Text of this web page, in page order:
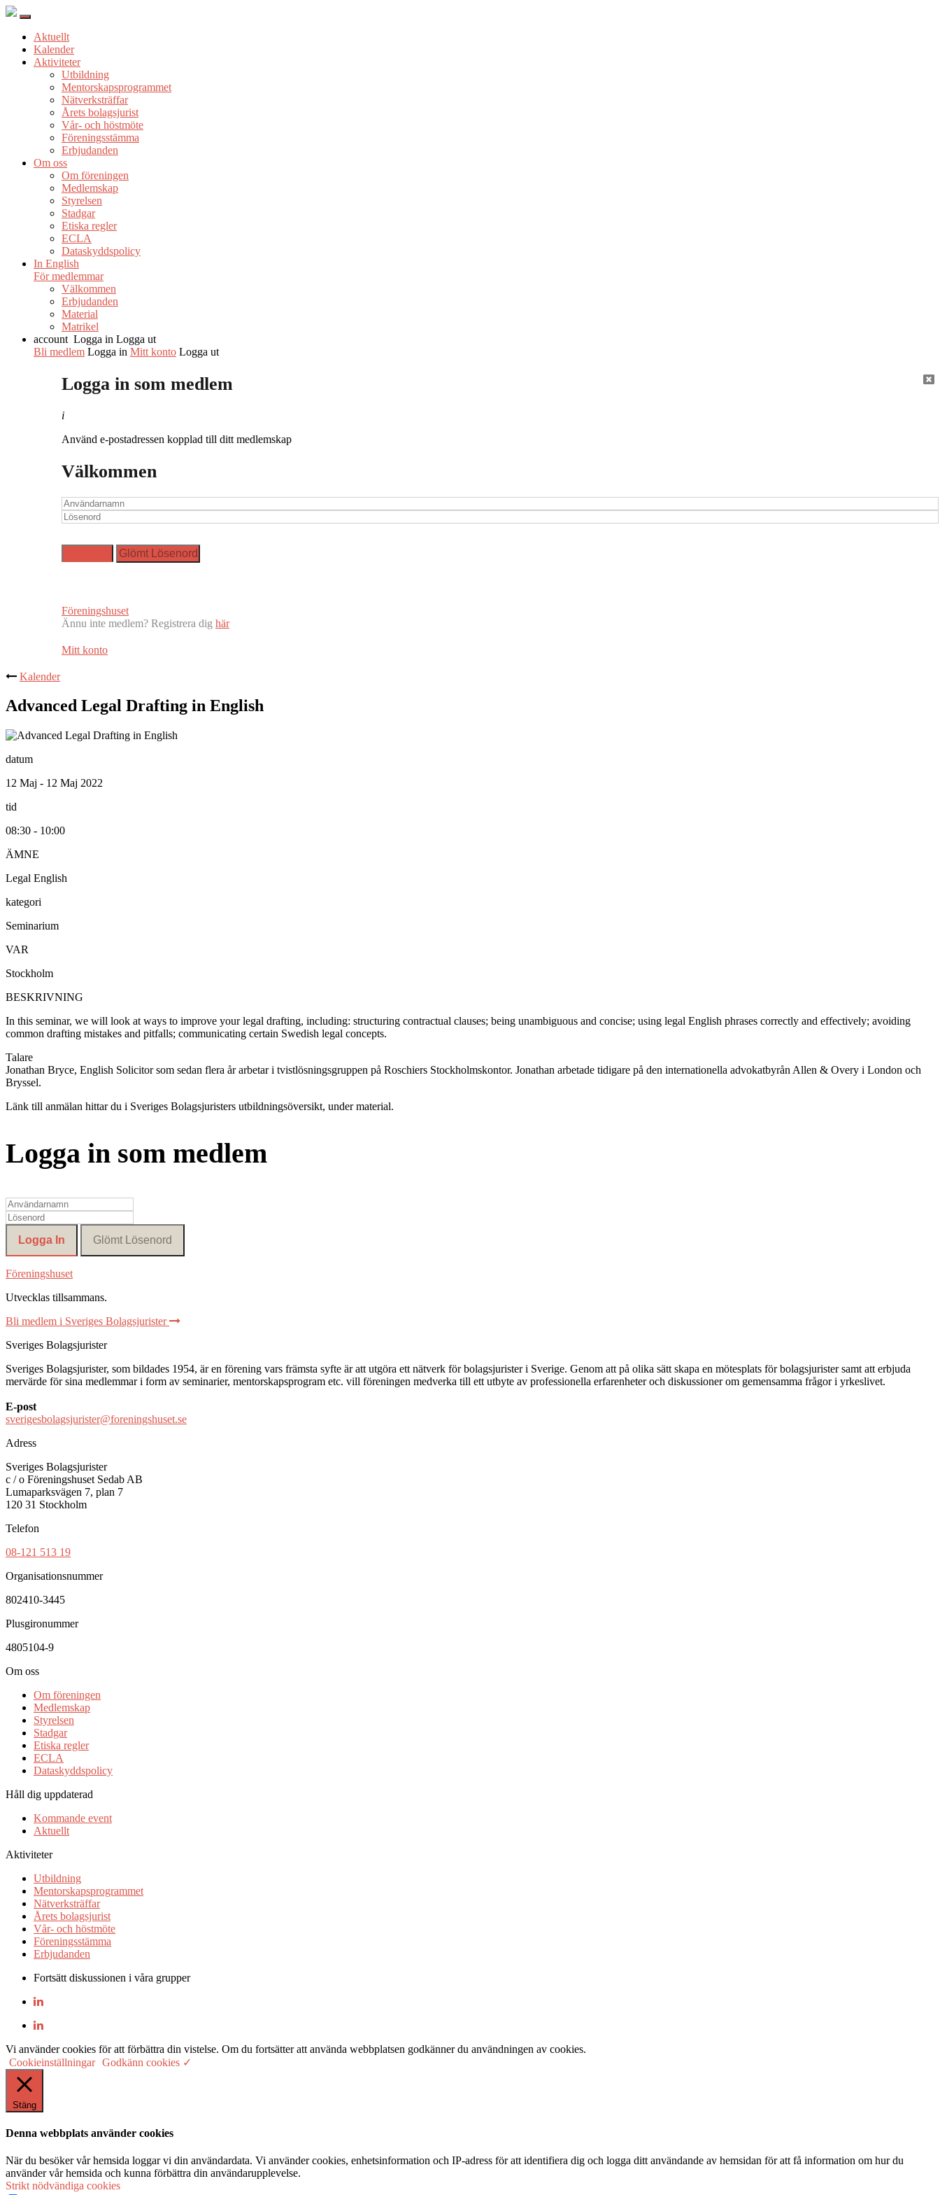
Aktuellt
Kalender
Aktiviteter
Utbildning
Mentorskapsprogrammet
Nätverksträffar
Årets bolagsjurist
Vår- och höstmöte
Föreningsstämma
Erbjudanden
Om oss
Om föreningen
Medlemskap
Styrelsen
Stadgar
Etiska regler
ECLA
Dataskyddspolicy
In English
För medlemmar
Välkommen
Erbjudanden
Material
Matrikel
account Logga in Logga ut
Bli medlem Logga in Mitt konto Logga ut
Logga in som medlem
i
Använd e-postadressen kopplad till ditt medlemskap
Välkommen
Föreningshuset
Ännu inte medlem? Registrera dig här
Mitt konto
Kalender
Advanced Legal Drafting in English
datum
12 Maj - 12 Maj 2022
tid
08:30 - 10:00
ÄMNE
Legal English
kategori
Seminarium
VAR
Stockholm
BESKRIVNING
In this seminar, we will look at ways to improve your legal drafting, including: structuring contractual clauses; being unambiguous and concise; using legal English phrases correctly and effectively; avoiding
common drafting mistakes and pitfalls; communicating certain Swedish legal concepts.
Talare
Jonathan Bryce, English Solicitor som sedan flera år arbetar i tvistlösningsgruppen på Roschiers Stockholmskontor. Jonathan arbetade tidigare på den internationella advokatbyrån Allen & Overy i London och
Bryssel.
Länk till anmälan hittar du i Sveriges Bolagsjuristers utbildningsöversikt, under material.
Logga in som medlem
Föreningshuset
Utvecklas tillsammans.
Bli medlem i Sveriges Bolagsjurister
Sveriges Bolagsjurister
Sveriges Bolagsjurister, som bildades 1954, är en förening vars främsta syfte är att utgöra ett nätverk för bolagsjurister i Sverige. Genom att på olika sätt skapa en mötesplats för bolagsjurister samt att erbjuda
mervärde för sina medlemmar i form av seminarier, mentorskapsprogram etc. vill föreningen medverka till ett utbyte av professionella erfarenheter och diskussioner om gemensamma frågor i yrkeslivet.
E-post
sverigesbolagsjurister@foreningshuset.se
Adress
Sveriges Bolagsjurister
c / o Föreningshuset Sedab AB
Lumaparksvägen 7, plan 7
120 31 Stockholm
Telefon
08-121 513 19
Organisationsnummer
802410-3445
Plusgironummer
4805104-9
Om oss
Om föreningen
Medlemskap
Styrelsen
Stadgar
Etiska regler
ECLA
Dataskyddspolicy
Håll dig uppdaterad
Kommande event
Aktuellt
Aktiviteter
Utbildning
Mentorskapsprogrammet
Nätverksträffar
Årets bolagsjurist
Vår- och höstmöte
Föreningsstämma
Erbjudanden
Fortsätt diskussionen i våra grupper
Vi använder cookies för att förbättra din vistelse. Om du fortsätter att använda webbplatsen godkänner du användningen av cookies.
Cookieinställningar Godkänn cookies ✓
Stäng
Denna webbplats använder cookies
När du besöker vår hemsida loggar vi din användardata. Vi använder cookies, enhetsinformation och IP-adress för att identifiera dig och logga ditt användande av hemsidan för att få information om hur du
använder vår hemsida och kunna förbättra din användarupplevelse.
Strikt nödvändiga cookies